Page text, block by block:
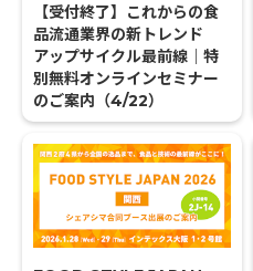
【受付終了】これからの食
品流通業界の新トレンド
アップサイクル最前線｜特
別無料オンラインセミナー
のご案内（4/22）